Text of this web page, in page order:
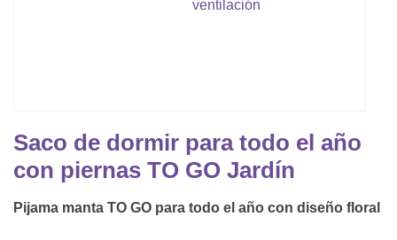
Protectores De Colchón
Funda De Recambio
Somier
Saco De Dormir De Verano
Saco Manta
Saco Envolvente
Mantita Para Bebé
COJÍN DE LACTANCIA Y MANTITA DE
CAMBIADORES
Encuentra tu colchón
Saco de dormir para todo el año
con piernas TO GO Jardín
Pijama manta TO GO para todo el año con diseño floral